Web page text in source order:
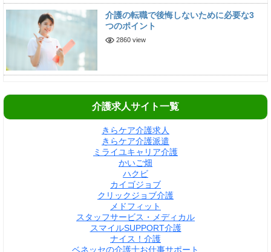
介護の転職で後悔しないために必要な3
つのポイント
2860 view
介護求人サイト一覧
きらケア介護求人
きらケア介護派遣
ミライユキャリア介護
かいご畑
ハクビ
カイゴジョブ
クリックジョブ介護
メドフィット
スタッフサービス・メディカル
スマイルSUPPORT介護
ナイス！介護
ベネッセの介護士お仕事サポート